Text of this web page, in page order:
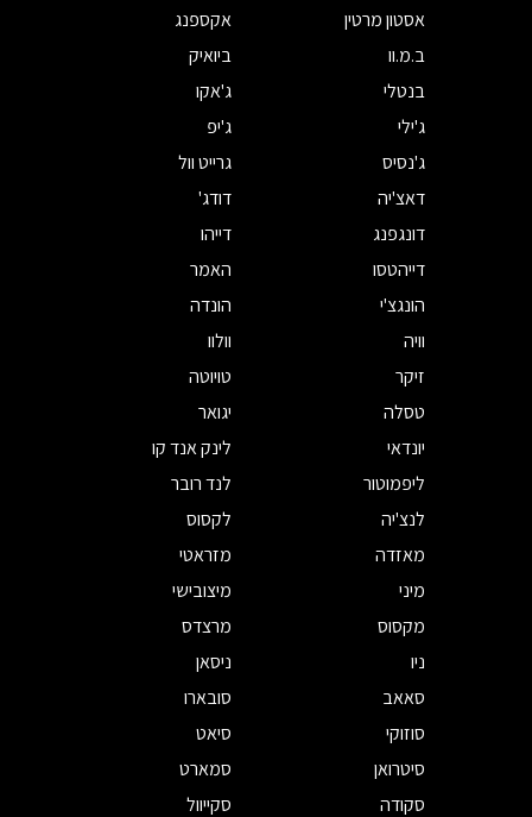
אסטון מרטין
אקספנג
ב.מ.וו
ביואיק
בנטלי
ג'אקו
ג'ילי
ג'יפ
ג'נסיס
גרייט וול
דאצ'יה
דודג'
דונגפנג
דייהו
דייהטסו
האמר
הונגצ'י
הונדה
וויה
וולוו
זיקר
טויוטה
טסלה
יגואר
יונדאי
לינק אנד קו
ליפמוטור
לנד רובר
לנצ'יה
לקסוס
מאזדה
מזראטי
מיני
מיצובישי
מקסוס
מרצדס
ניו
ניסאן
סאאב
סובארו
סוזוקי
סיאט
סיטרואן
סמארט
סקודה
סקייוול